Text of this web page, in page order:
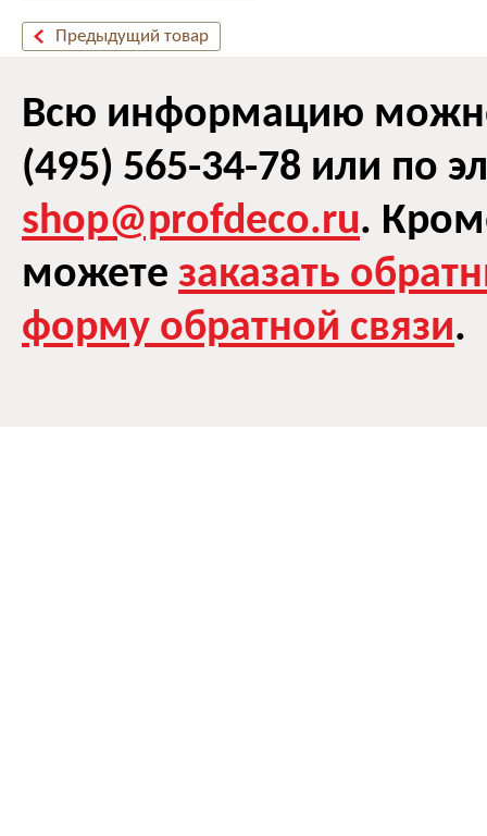
Предыдущий товар
Всю информацию
(495) 565-34-78 или по
shop@profdeco.ru.
можете заказать
форму обратной связи.